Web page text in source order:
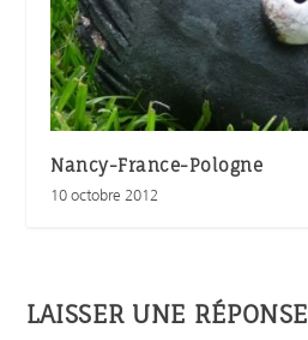
Nancy-France-Pologne
10 octobre 2012
LAISSER UNE RÉPONSE